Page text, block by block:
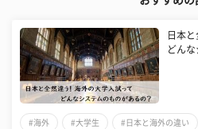
日本
どん
#海外 #大学生 #日本と海外の違い